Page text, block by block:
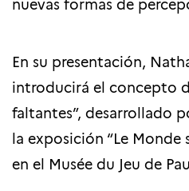
En su presentación,
introducirá el concepto
faltantes”, desarrollado
la exposición “Le Monde
en el Musée du Jeu de